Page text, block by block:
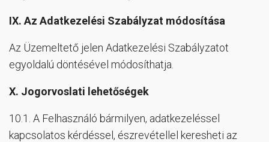
IX. Az Adatkezelési Szabályzat módosítása
Az Üzemeltető jelen Adatkezelési Szabályzatot
egyoldalú döntésével módosíthatja.
X. Jogorvoslati lehetőségek
10.1. A Felhasználó bármilyen, adatkezeléssel
kapcsolatos kérdéssel, észrevétellel keresheti az